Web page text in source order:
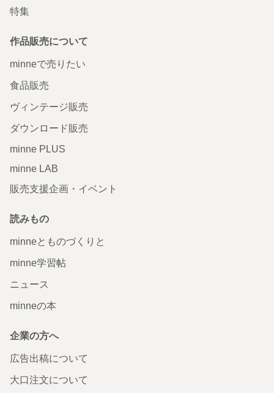
特集
作品販売について
minneで売りたい
食品販売
ヴィンテージ販売
ダウンロード販売
minne PLUS
minne LAB
販売支援企画・イベント
読みもの
minneとものづくりと
minne学習帖
ニュース
minneの本
企業の方へ
広告出稿について
大口注文について